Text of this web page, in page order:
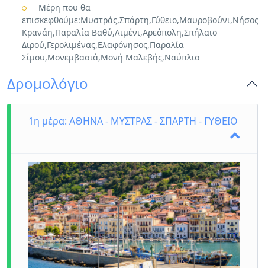
Μήνας: ΑΥΓΟΥΣΤΟΣ
Ξενοδοχείο: LAS HOTEL & SPA 4*[/vc_column_text]
[/vc_tta_section][/vc_tta_tabs][vc_column_text]
Πολυήμερη εκδρομή στα
πανέμορφα μέρη της Μάνης
[/vc_column_text][/vc_column][/vc_row]
Μέρη που θα
επισκεφθούμε:Μυστράς,Σπάρτη,Γύθειο,Μαυροβούνι,Νήσος
Κρανάη,Παραλία Βαθύ,Λιμένι,Αρεόπολη,Σπήλαιο
Διρού,Γερολιμένας,Ελαφόνησος,Παραλία
Σίμου,Μονεμβασιά,Μονή Μαλεβής,Ναύπλιο
Δρομολόγιο
1η μέρα: ΑΘΗΝΑ - ΜΥΣΤΡΑΣ - ΣΠΑΡΤΗ - ΓΥΘΕΙΟ